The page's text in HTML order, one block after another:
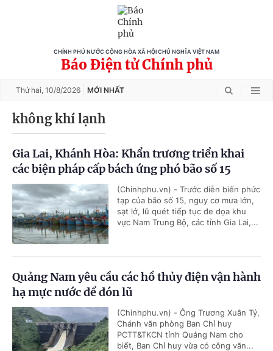
CHÍNH PHỦ NƯỚC CỘNG HÒA XÃ HỘI CHỦ NGHĨA VIỆT NAM
Báo Điện tử Chính phủ
Thứ hai, 10/8/2026 MỚI NHẤT
không khí lạnh
Gia Lai, Khánh Hòa: Khẩn trương triển khai
các biện pháp cấp bách ứng phó bão số 15
(Chinhphu.vn) - Trước diễn biến phức
tạp của bão số 15, nguy cơ mưa lớn,
sạt lở, lũ quét tiếp tục đe dọa khu
vực Nam Trung Bộ, các tỉnh Gia Lai,...
Quảng Nam yêu cầu các hồ thủy điện vận hành
hạ mực nước để đón lũ
(Chinhphu.vn) - Ông Trương Xuân Tý,
Chánh văn phòng Ban Chỉ huy
PCTT&TKCN tỉnh Quảng Nam cho
biết, Ban Chỉ huy vừa có công văn...